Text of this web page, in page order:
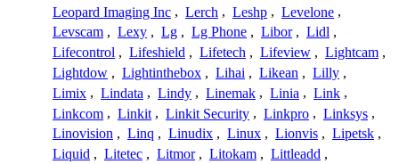
Leopard Imaging Inc , Lerch , Leshp , Levelone ,
Levscam , Lexy , Lg , Lg Phone , Libor , Lidl ,
Lifecontrol , Lifeshield , Lifetech , Lifeview , Lightcam ,
Lightdow , Lightinthebox , Lihai , Likean , Lilly ,
Limix , Lindata , Lindy , Linemak , Linia , Link ,
Linkcom , Linkit , Linkit Security , Linkpro , Linksys ,
Linovision , Linq , Linudix , Linux , Lionvis , Lipetsk ,
Liquid , Litetec , Litmor , Litokam , Littleadd ,